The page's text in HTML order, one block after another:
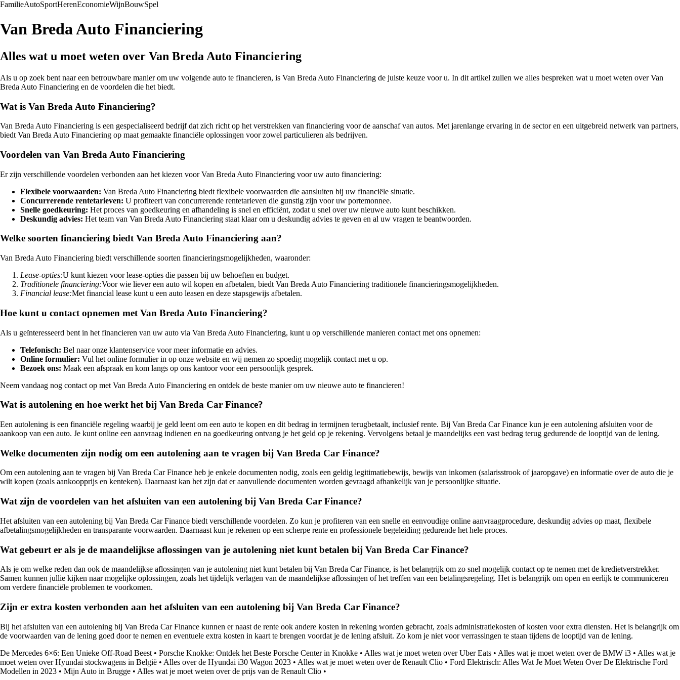
FamilieAutoSportHerenEconomieWijnBouwSpel
Van Breda Auto Financiering
Alles wat u moet weten over Van Breda Auto Financiering
Als u op zoek bent naar een betrouwbare manier om uw volgende auto te financieren, is Van Breda Auto Financiering de juiste keuze voor u. In dit artikel zullen we alles bespreken wat u moet weten over Van
Breda Auto Financiering en de voordelen die het biedt.
Wat is Van Breda Auto Financiering?
Van Breda Auto Financiering is een gespecialiseerd bedrijf dat zich richt op het verstrekken van financiering voor de aanschaf van autos. Met jarenlange ervaring in de sector en een uitgebreid netwerk van partners,
biedt Van Breda Auto Financiering op maat gemaakte financiële oplossingen voor zowel particulieren als bedrijven.
Voordelen van Van Breda Auto Financiering
Er zijn verschillende voordelen verbonden aan het kiezen voor Van Breda Auto Financiering voor uw auto financiering:
Flexibele voorwaarden: Van Breda Auto Financiering biedt flexibele voorwaarden die aansluiten bij uw financiële situatie.
Concurrerende rentetarieven: U profiteert van concurrerende rentetarieven die gunstig zijn voor uw portemonnee.
Snelle goedkeuring: Het proces van goedkeuring en afhandeling is snel en efficiënt, zodat u snel over uw nieuwe auto kunt beschikken.
Deskundig advies: Het team van Van Breda Auto Financiering staat klaar om u deskundig advies te geven en al uw vragen te beantwoorden.
Welke soorten financiering biedt Van Breda Auto Financiering aan?
Van Breda Auto Financiering biedt verschillende soorten financieringsmogelijkheden, waaronder:
Lease-opties:U kunt kiezen voor lease-opties die passen bij uw behoeften en budget.
Traditionele financiering:Voor wie liever een auto wil kopen en afbetalen, biedt Van Breda Auto Financiering traditionele financieringsmogelijkheden.
Financial lease:Met financial lease kunt u een auto leasen en deze stapsgewijs afbetalen.
Hoe kunt u contact opnemen met Van Breda Auto Financiering?
Als u geïnteresseerd bent in het financieren van uw auto via Van Breda Auto Financiering, kunt u op verschillende manieren contact met ons opnemen:
Telefonisch: Bel naar onze klantenservice voor meer informatie en advies.
Online formulier: Vul het online formulier in op onze website en wij nemen zo spoedig mogelijk contact met u op.
Bezoek ons: Maak een afspraak en kom langs op ons kantoor voor een persoonlijk gesprek.
Neem vandaag nog contact op met Van Breda Auto Financiering en ontdek de beste manier om uw nieuwe auto te financieren!
Wat is autolening en hoe werkt het bij Van Breda Car Finance?
Een autolening is een financiële regeling waarbij je geld leent om een auto te kopen en dit bedrag in termijnen terugbetaalt, inclusief rente. Bij Van Breda Car Finance kun je een autolening afsluiten voor de
aankoop van een auto. Je kunt online een aanvraag indienen en na goedkeuring ontvang je het geld op je rekening. Vervolgens betaal je maandelijks een vast bedrag terug gedurende de looptijd van de lening.
Welke documenten zijn nodig om een autolening aan te vragen bij Van Breda Car Finance?
Om een autolening aan te vragen bij Van Breda Car Finance heb je enkele documenten nodig, zoals een geldig legitimatiebewijs, bewijs van inkomen (salarisstrook of jaaropgave) en informatie over de auto die je
wilt kopen (zoals aankoopprijs en kenteken). Daarnaast kan het zijn dat er aanvullende documenten worden gevraagd afhankelijk van je persoonlijke situatie.
Wat zijn de voordelen van het afsluiten van een autolening bij Van Breda Car Finance?
Het afsluiten van een autolening bij Van Breda Car Finance biedt verschillende voordelen. Zo kun je profiteren van een snelle en eenvoudige online aanvraagprocedure, deskundig advies op maat, flexibele
afbetalingsmogelijkheden en transparante voorwaarden. Daarnaast kun je rekenen op een scherpe rente en professionele begeleiding gedurende het hele proces.
Wat gebeurt er als je de maandelijkse aflossingen van je autolening niet kunt betalen bij Van Breda Car Finance?
Als je om welke reden dan ook de maandelijkse aflossingen van je autolening niet kunt betalen bij Van Breda Car Finance, is het belangrijk om zo snel mogelijk contact op te nemen met de kredietverstrekker.
Samen kunnen jullie kijken naar mogelijke oplossingen, zoals het tijdelijk verlagen van de maandelijkse aflossingen of het treffen van een betalingsregeling. Het is belangrijk om open en eerlijk te communiceren
om verdere financiële problemen te voorkomen.
Zijn er extra kosten verbonden aan het afsluiten van een autolening bij Van Breda Car Finance?
Bij het afsluiten van een autolening bij Van Breda Car Finance kunnen er naast de rente ook andere kosten in rekening worden gebracht, zoals administratiekosten of kosten voor extra diensten. Het is belangrijk om
de voorwaarden van de lening goed door te nemen en eventuele extra kosten in kaart te brengen voordat je de lening afsluit. Zo kom je niet voor verrassingen te staan tijdens de looptijd van de lening.
De Mercedes 6×6: Een Unieke Off-Road Beest • Porsche Knokke: Ontdek het Beste Porsche Center in Knokke • Alles wat je moet weten over Uber Eats • Alles wat je moet weten over de BMW i3 • Alles wat je
moet weten over Hyundai stockwagens in België • Alles over de Hyundai i30 Wagon 2023 • Alles wat je moet weten over de Renault Clio • Ford Elektrisch: Alles Wat Je Moet Weten Over De Elektrische Ford
Modellen in 2023 • Mijn Auto in Brugge • Alles wat je moet weten over de prijs van de Renault Clio •